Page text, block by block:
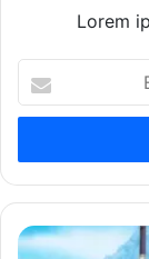
Lorem
your
Email